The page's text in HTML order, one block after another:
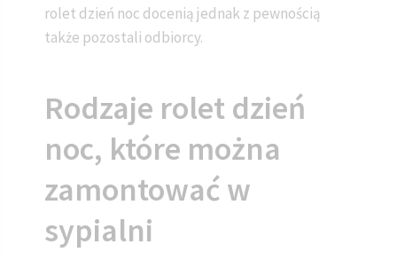
rolet dzień noc docenią jednak z pewnością
także pozostali odbiorcy.
Rodzaje rolet dzień
noc, które można
zamontować w
sypialni